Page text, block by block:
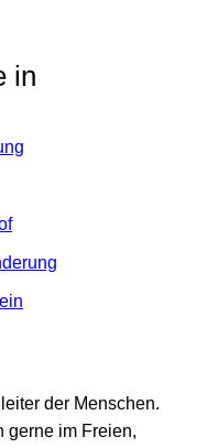
in
der Menschen.
gerne im Freien,